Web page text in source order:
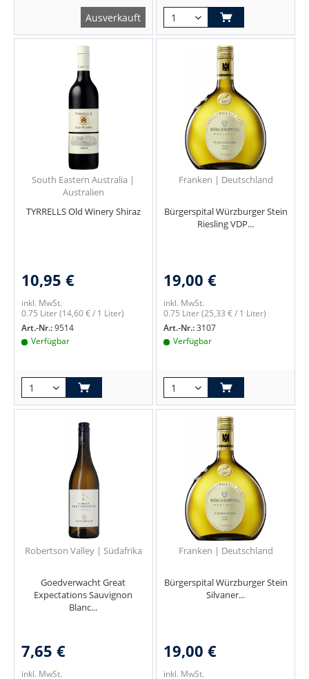
Ausverkauft
South Eastern Australia |
Australien
TYRRELLS Old Winery Shiraz
10,95 €
inkl. MwSt.
0.75 Liter(14,60 € / 1 Liter)
Art.-Nr.:9514
Verfügbar
Franken | Deutschland
Bürgerspital Würzburger Stein
Riesling VDP...
19,00 €
inkl. MwSt.
0.75 Liter(25,33 € / 1 Liter)
Art.-Nr.:3107
Verfügbar
Robertson Valley | Südafrika
Goedverwacht Great
Expectations Sauvignon
Blanc...
7,65 €
inkl. MwSt.
Franken | Deutschland
Bürgerspital Würzburger Stein
Silvaner...
19,00 €
inkl. MwSt.